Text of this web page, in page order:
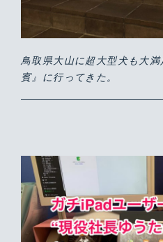
鳥取県大山に超大型犬も大
賓』に行ってきた。